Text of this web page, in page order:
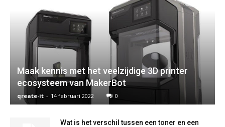
Maak kennis met het veelzijdige 3D printer
ecosysteem van MakerBot
qreate-it - 14 februari 2022 0
Wat is het verschil tussen een toner en een